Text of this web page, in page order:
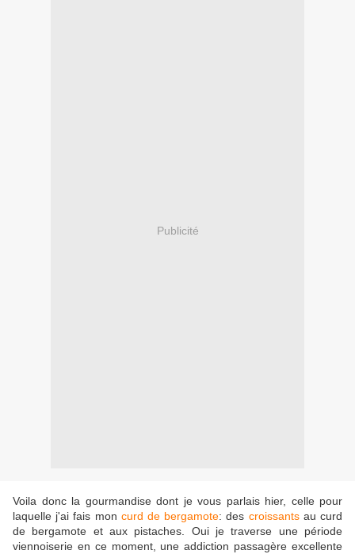
Publicité
Voila donc la gourmandise dont je vous parlais hier, celle pour
laquelle j'ai fais mon curd de bergamote: des croissantsau curd
de bergamote et aux pistaches. Oui je traverse une période
viennoiserie en ce moment, une addiction passagère excellente